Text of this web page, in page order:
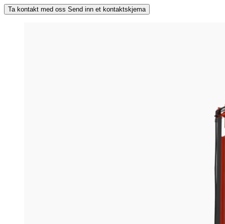
Ta kontakt med oss Send inn et kontaktskjema